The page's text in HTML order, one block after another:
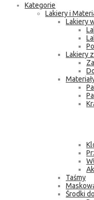
Kategorie
Lakiery i
Lakiery
Lakiery
Taśmy
Środki